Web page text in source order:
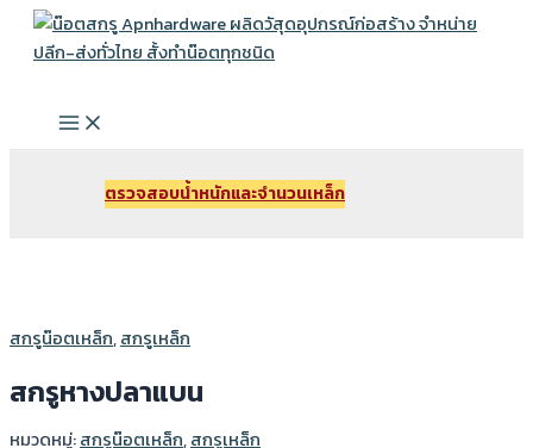
Skip
Main
Menu
ตรวจสอบนํ้าหนักและจํานวนเหล็ก
สกรูน๊อตเหล็ก,สกรูเหล็ก
สกรูหางปลาแบน
หมวดหมู่:สกรูน๊อตเหล็ก,สกรูเหล็ก